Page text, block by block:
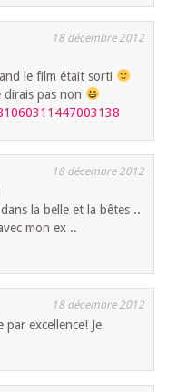
18 décembre 2012
le film était sorti
pas non
18 décembre 2012
la belle et la bêtes ..
mon ex ..
18 décembre 2012
par excellence! Je